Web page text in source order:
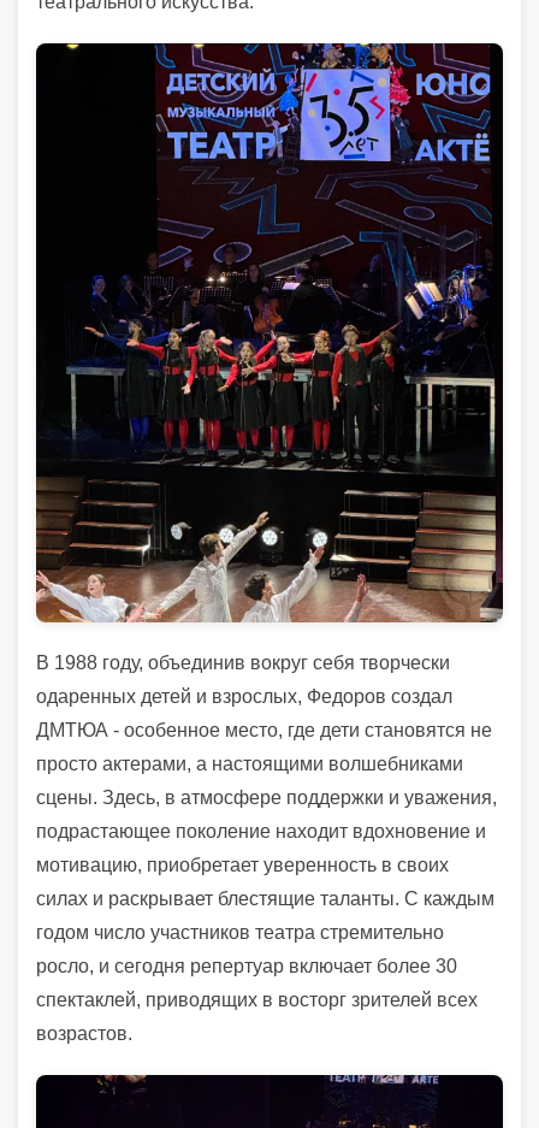
В 1988 году, объединив вокруг себя творчески
одаренных детей и взрослых, Федоров создал
ДМТЮА - особенное место, где дети становятся не
просто актерами, а настоящими волшебниками
сцены. Здесь, в атмосфере поддержки и уважения,
подрастающее поколение находит вдохновение и
мотивацию, приобретает уверенность в своих
силах и раскрывает блестящие таланты. С каждым
годом число участников театра стремительно
росло, и сегодня репертуар включает более 30
спектаклей, приводящих в восторг зрителей всех
возрастов.